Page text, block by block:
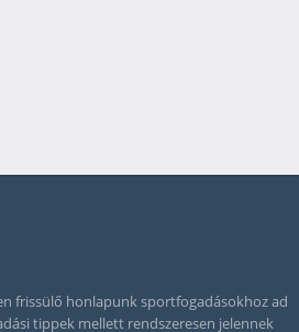
frissülő honlapunk sportfogadásokhoz ad
tippek mellett rendszeresen jelennek